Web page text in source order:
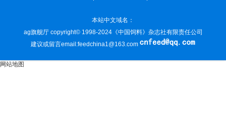
本站中文域名：
ag旗舰厅 copyright© 1998-2024《中国饲料》杂志社有限责任公司
建议或留言email:feedchina1@163.com
网站地图